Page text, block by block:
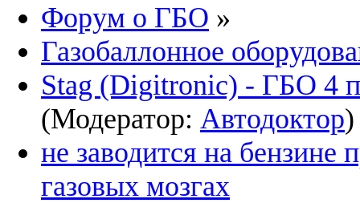
Форум о ГБО »
Газобаллонное
Stag (Digitronic) - ГБО 4
(Модератор: Автодоктор
не заводится на
газовых мозгах